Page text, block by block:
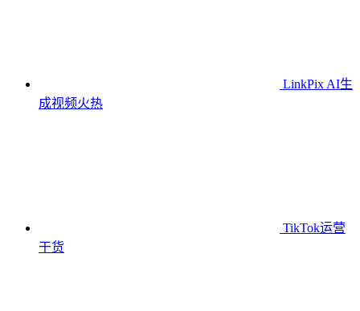
LinkPix AI生
成视频火热
TikTok运营
干货